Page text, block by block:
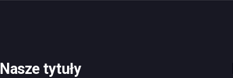
Nasze tytuły